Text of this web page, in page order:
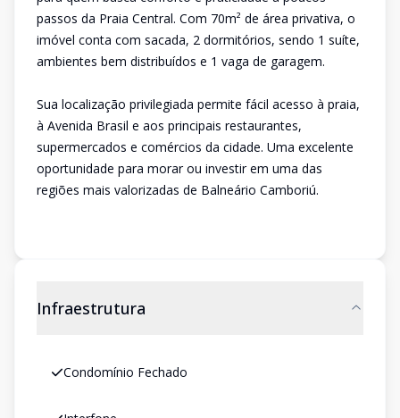
passos da Praia Central. Com 70m² de área privativa, o
imóvel conta com sacada, 2 dormitórios, sendo 1 suíte,
ambientes bem distribuídos e 1 vaga de garagem.
Sua localização privilegiada permite fácil acesso à praia,
à Avenida Brasil e aos principais restaurantes,
supermercados e comércios da cidade. Uma excelente
oportunidade para morar ou investir em uma das
regiões mais valorizadas de Balneário Camboriú.
Infraestrutura
Condomínio Fechado